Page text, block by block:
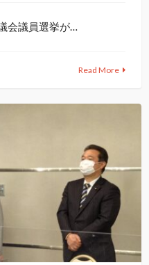
会議員選挙が…
Read More